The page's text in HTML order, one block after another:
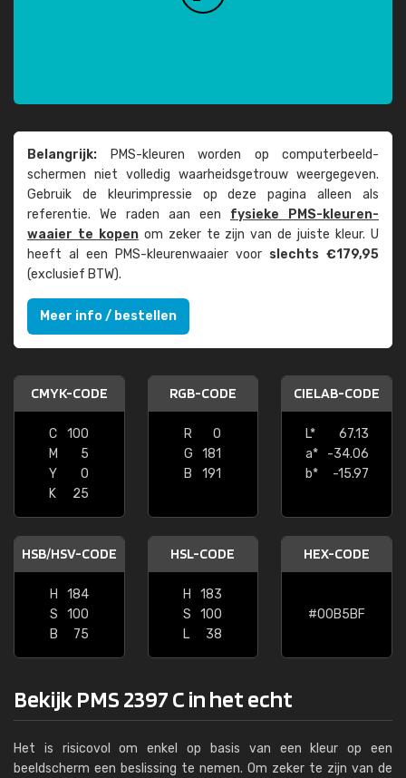
Belangrijk: PMS-kleuren worden op computer­beeld­
schermen niet volledig waarheids­­getrouw weer­gegeven.
Gebruik de kleur­impressie op deze pagina alleen als
referentie. We raden aan een fysieke PMS-kleuren­
waaier te kopenom zeker te zijn van de juiste kleur. U
heeft al een PMS-kleuren­waaier voor slechts €179,95
(exclusief BTW).
Meer info / bestellen
CMYK-CODE
C
100
M
5
Y
0
K
25
RGB-CODE
R
0
G
181
B
191
CIELAB-CODE
L*
67.13
a*
-34.06
b*
-15.97
HSB/HSV-CODE
H
184
S
100
B
75
HSL-CODE
H
183
S
100
L
38
HEX-CODE
#00B5BF
Bekijk PMS 2397 C in het echt
Het is risicovol om enkel op basis van een kleur op een
beeldscherm een beslissing te nemen. Om zeker te zijn van de